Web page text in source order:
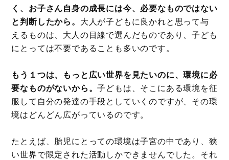
く、お子さん自身の成長には今、必要なものではない
と判断したから。 大人が子どもに良かれと思って与
えるものは、大人の目線で選んだものであり、子ども
にとっては不要であることも多いのです。
もう１つは、もっと広い世界を見たいのに、環境に必
要なものがないから。子どもは、そこにある環境を征
服して自分の発達の手段としていくのですが、その環
境はどんどん広がっているのです。
たとえば、胎児にとっての環境は子宮の中であり、狭
い世界で限定された活動しかできませんでした。それ